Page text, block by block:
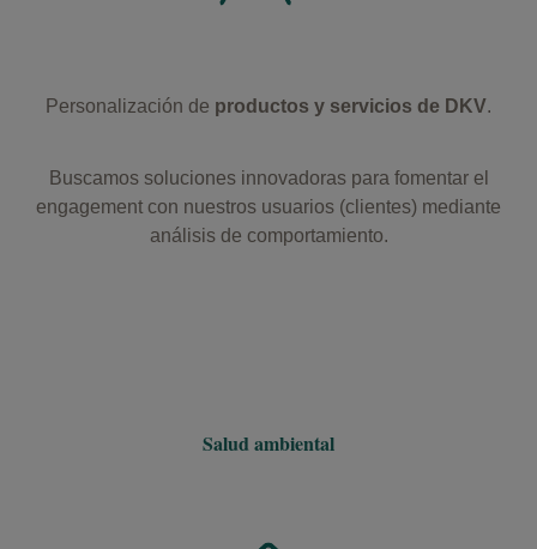
Personalización de productos y servicios de DKV.
Buscamos soluciones innovadoras para fomentar el
engagement con nuestros usuarios (clientes) mediante
análisis de comportamiento.
Salud ambiental